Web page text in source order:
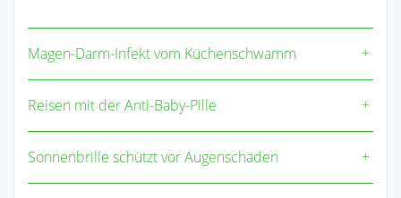
Magen-Darm-Infekt vom Küchenschwamm
Reisen mit der Anti-Baby-Pille
Sonnenbrille schützt vor Augenschäden